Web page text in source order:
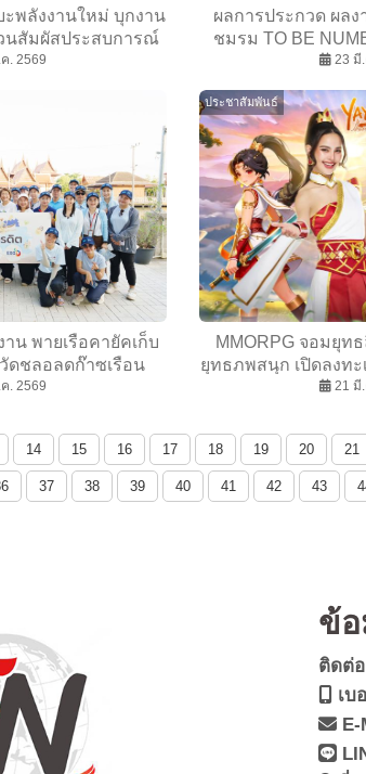
ะพลังงานใหม่ บุกงาน
นสัมผัสประสบการณ์
พร้อมเซอร์ไพรส์
. 2569
ผลการประกวด ผลง
ชมรม TO BE
กลางและตะวันอ
23 มี
น พายเรือคายัคเก็บ
ดชลอลดก๊าซเรือน
คาร์บอนต่ำ
. 2569
ประชาสัมพันธ์
MMORPG จอมยุท
ยุทธภพสนุก เปิดลงทะ
ตัวพรีเซนเตอร์ ญา
21 มี
14 15 16 17 18 19 20 21
37 38 39 40 41 42 43
ข้
ติดต่
เบ
E-